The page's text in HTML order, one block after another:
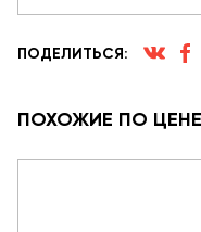
ПОДЕЛИТЬСЯ:
ПОХОЖИЕ ПО